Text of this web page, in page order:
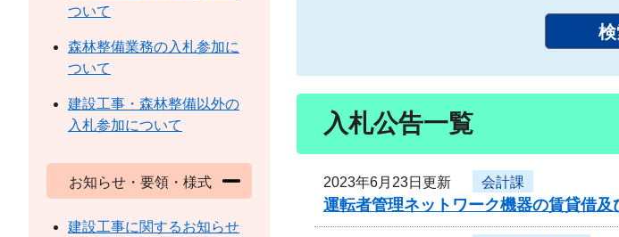
入札公告一覧
2023年6月23日更新 会計課
運転者管理ネットワーク機器の賃貸借及
ついて
森林整備業務の入札参加に
ついて
建設工事・森林整備以外の
入札参加について
お知らせ・要領・様式
建設工事に関するお知らせ